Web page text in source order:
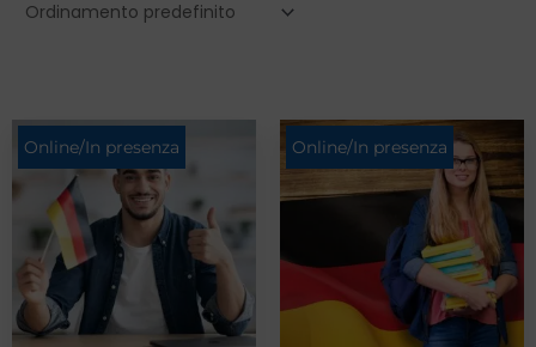
Online/In presenza Online/In presenza